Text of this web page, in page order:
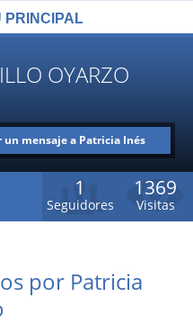
OYARZO
un mensaje a Patricia Inés
1369
Visitas
1
Seguidores
por Patricia
PRINCIPAL